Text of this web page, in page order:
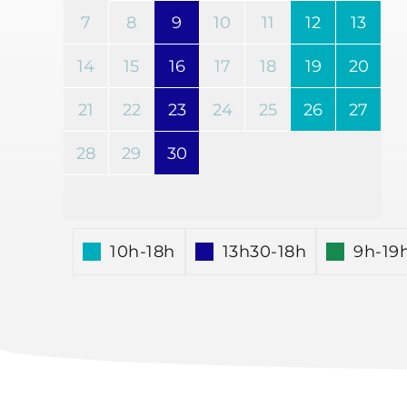
7 8 9 10 11 12 13
14 15 16 17 18 19 20
21 22 23 24 25 26 27
28 29 30
10h-18h 13h30-18h 9h-